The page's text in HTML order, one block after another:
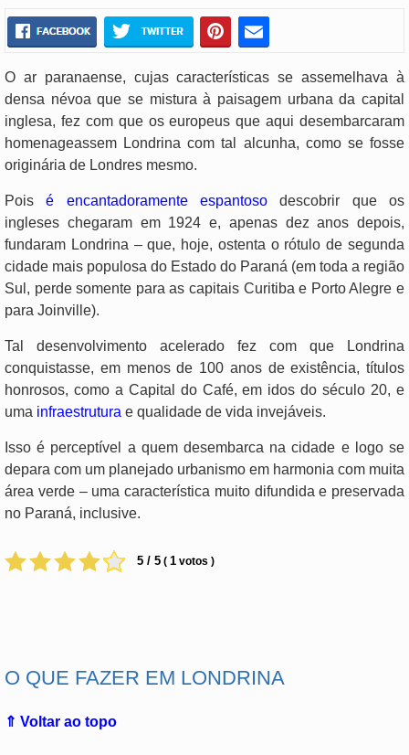
O ar paranaense, cujas características se assemelhava à
densa névoa que se mistura à paisagem urbana da capital
inglesa, fez com que os europeus que aqui desembarcaram
homenageassem Londrina com tal alcunha, como se fosse
originária de Londres mesmo.
Poisé encantadoramente espantoso descobrir que os
ingleses chegaram em 1924 e, apenas dez anos depois,
fundaram Londrina – que, hoje, ostenta o rótulo de segunda
cidade mais populosa do Estado do Paraná (em toda a região
Sul, perde somente para as capitais Curitiba e Porto Alegre e
para Joinville).
Tal desenvolvimento acelerado fez com que Londrina
conquistasse, em menos de 100 anos de existência, títulos
honrosos, como a Capital do Café, em idos do século 20, e
uma infraestrutura e qualidade de vida invejáveis.
Isso é perceptível a quem desembarca na cidade e logo se
depara com um planejado urbanismo em harmonia com muita
área verde – uma característica muito difundida e preservada
no Paraná, inclusive.
5 / 5 ( 1 votos )
O QUE FAZER EM LONDRINA
⇑ Voltar ao topo